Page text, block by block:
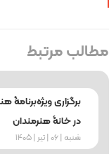
مطالب مرتبط
برگزاری ویژه‌برنامۀ
در خانۀ هنرمندان
شنبه | 06 | تیر | 1405